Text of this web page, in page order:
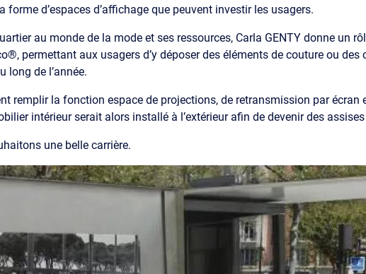
d’espaces d’affichage que peuvent investir les usagers.
au monde de la mode et ses ressources, Carla GENTY donne un
permettant aux usagers d’y déposer des éléments de couture ou des
long de l’année.
remplir la fonction espace de projections, de retransmission par écran
intérieur serait alors installé à l’extérieur afin de devenir des
une belle carrière.